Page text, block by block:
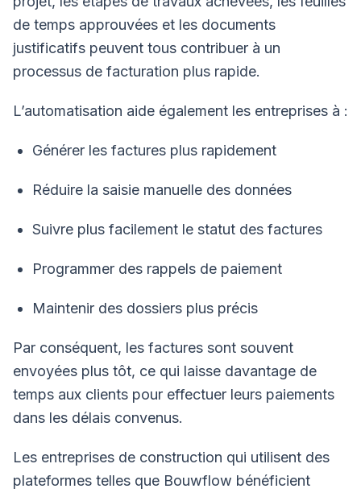
de temps approuvées et les documents
justificatifs peuvent tous contribuer à un
processus de facturation plus rapide.
L’automatisation aide également les entreprises à :
Générer les factures plus rapidement
Réduire la saisie manuelle des données
Suivre plus facilement le statut des factures
Programmer des rappels de paiement
Maintenir des dossiers plus précis
Par conséquent, les factures sont souvent
envoyées plus tôt, ce qui laisse davantage de
temps aux clients pour effectuer leurs paiements
dans les délais convenus.
Les entreprises de construction qui utilisent des
plateformes telles que Bouwflow bénéficient